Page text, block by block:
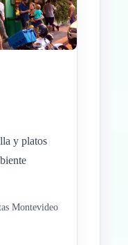
y platos
Montevideo